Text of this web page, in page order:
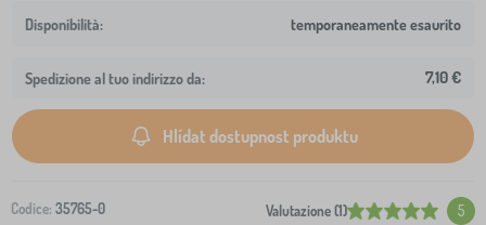
temporaneamente esaurito
Spedizione al tuo indirizzo da: 7,10 €
Hlídat dostupnost produktu
Codice: 35765-0 Valutazione (1) 5